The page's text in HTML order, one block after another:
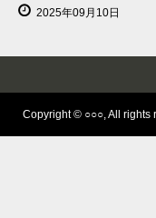
2025年09月10日
Copyright © ○○○, All rights